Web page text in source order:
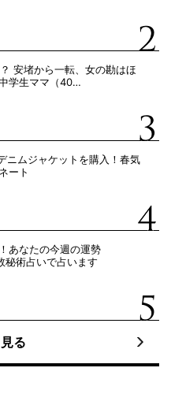
安堵から一転、女の勘はほ
学生ママ（40…
ニムジャケットを購入！春気
ート
あなたの今週の運勢
秘術占いで占います
る